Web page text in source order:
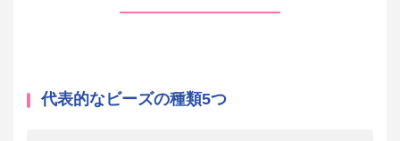
代表的なビーズの種類5つ